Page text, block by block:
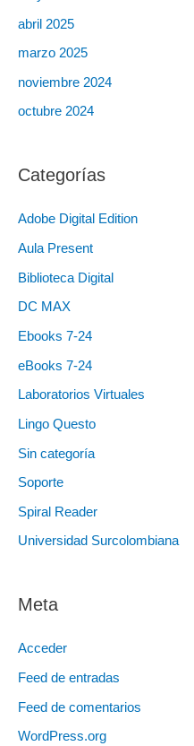
abril 2025
marzo 2025
noviembre 2024
octubre 2024
Categorías
Adobe Digital Edition
Aula Present
Biblioteca Digital
DC MAX
Ebooks 7-24
eBooks 7-24
Laboratorios Virtuales
Lingo Questo
Sin categoría
Soporte
Spiral Reader
Universidad Surcolombiana
Meta
Acceder
Feed de entradas
Feed de comentarios
WordPress.org